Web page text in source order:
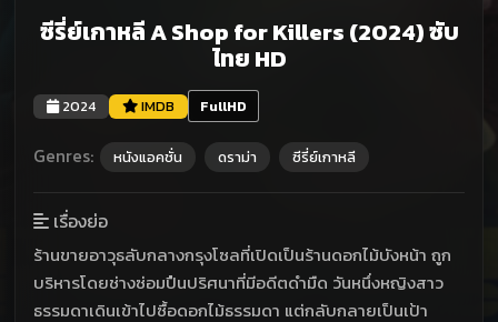
ซีรี่ย์เกาหลี A Shop for Killers (2024) ซับ
ไทย HD
2024 IMDB FullHD
Genres: หนังแอคชั่น ดราม่า ซีรี่ย์เกาหลี
เรื่องย่อ
ร้านขายอาวุธลับกลางกรุงโซลที่เปิดเป็นร้านดอกไม้บังหน้า ถูก
บริหารโดยช่างซ่อมปืนปริศนาที่มีอดีตดำมืด วันหนึ่งหญิงสาว
ธรรมดาเดินเข้าไปซื้อดอกไม้ธรรมดา แต่กลับกลายเป็นเป้า